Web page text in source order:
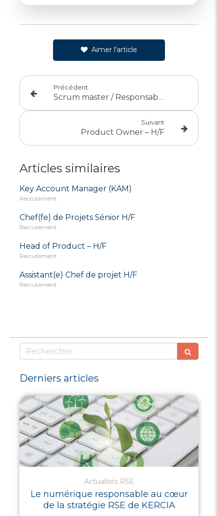
Aimer l'article
Précédent
Scrum master / Responsable développement – H/F
Suivant
Product Owner – H/F
Articles similaires
Key Account Manager (KAM)
Recrutement
Chef(fe) de Projets Sénior H/F
Recrutement
Head of Product – H/F
Recrutement
Assistant(e) Chef de projet H/F
Recrutement
Rechercher
Derniers articles
Actualités RSE
Le numérique responsable au cœur
de la stratégie RSE de KERCIA